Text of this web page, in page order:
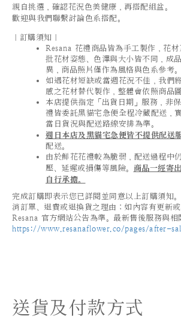
親自挑選，確認花況色美健康，再搭配組盆。
歡迎與我們聯繫討論色系搭配。
｜訂購須知｜
Resana 花禮商品皆為手工製作，花
批花材姿態、色澤與大小皆不同，成
異，商品照片僅作為風格與色系參考。
如遇花材短缺或當週花況不佳，我們
感之花材替代製作，整體會依照商品
本店提供指定「出貨日期」服務，非
禮皆委託黑貓宅急便全程冷藏配送，
當日貨況與配送路線安排為準。
週日本店及黑貓宅急便皆不提供配送
配送。
由於鮮花花禮較為脆弱，配送過程中
壓、延遲或損傷等風險。 商品一經寄
自行承擔。
完成訂購即表示您已詳閱並同意以上訂購須知
消訂單、退費或退換貨之理由；如內容有更新
Resana 官方網站公告為準。最新售後服務與相
https://www.resanaflower.co/pages/after-
送貨及付款方式